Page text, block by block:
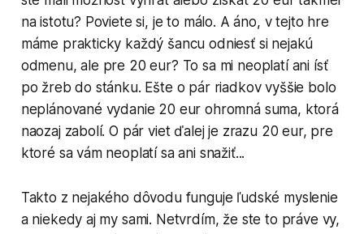
na istotu? Poviete si, je to málo. A áno, v tejto hre
máme prakticky každý šancu odniesť si nejakú
odmenu, ale pre 20 eur? To sa mi neoplatí ani ísť
po žreb do stánku. Ešte o pár riadkov vyššie bolo
neplánované vydanie 20 eur ohromná suma, ktorá
naozaj zabolí. O pár viet ďalej je zrazu 20 eur, pre
ktoré sa vám neoplatí sa ani snažiť...
Takto z nejakého dôvodu funguje ľudské myslenie
a niekedy aj my sami. Netvrdím, že ste to práve vy,